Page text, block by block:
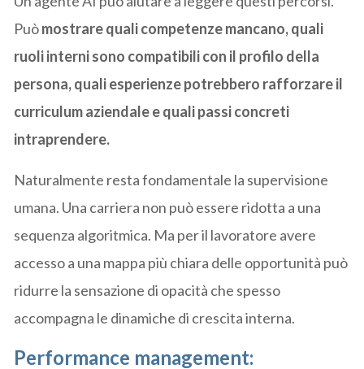
Puòmostrare quali competenze mancano, quali
ruoli interni sono compatibili con il profilo della
persona, quali esperienze potrebbero rafforzare il
curriculum aziendale e quali passi concreti
intraprendere.
Naturalmente resta fondamentale la supervisione
umana. Una carriera non può essere ridotta a una
sequenza algoritmica. Ma per il lavoratore avere
accesso a una mappa più chiara delle opportunità può
ridurre la sensazione di opacità che spesso
accompagna le dinamiche di crescita interna.
Performance management: